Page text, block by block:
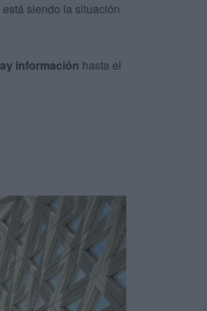
siendo la situación
información hasta el